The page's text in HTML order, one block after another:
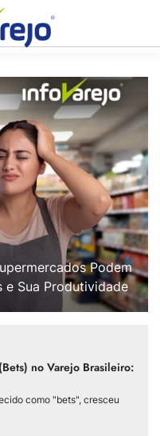
Podem
e Sua Produtividade
no Varejo Brasileiro:
como "bets", cresceu